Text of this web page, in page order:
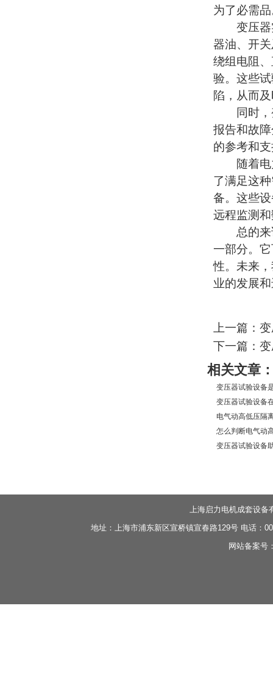
为了必需
变压器实
器油、开
绕组电阻
验。这些
陷，从而
同时，变
报告和故
的参考和
随着电力
了满足这
备。这些
远程监测
总的来
一部分。
性。未来
业的发展
上一篇：
下一篇：
相关文章
变压器试验设备
变压器试验设备
电气动高低压隔
怎么判断电气动
变压器试验设备
上海启力电机成套设备
地址：上海市浦东新区宣桥镇宣春路129号 电话：
网站备案号